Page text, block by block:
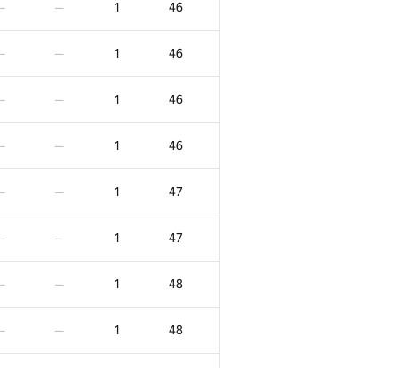
— 1 46
— 1 46
— 1 46
— 1 46
— 1 47
— 1 47
— 1 48
— 1 48